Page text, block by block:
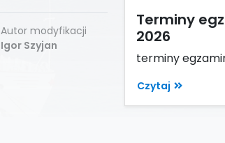
Autor modyfikacji
Igor Szyjan
Terminy
2026
terminy
Czytaj